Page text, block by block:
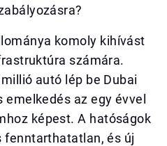
komoly kihívást
számára.
autó lép be Dubai
az egy évvel
képest. A hatóságok
fenntarthatatlan, és új